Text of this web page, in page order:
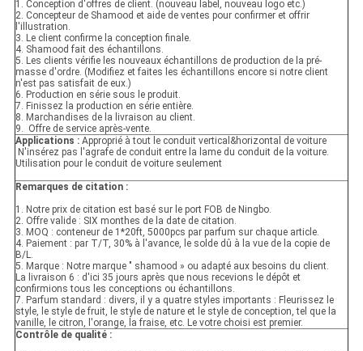
1. Conception d'offres de client. (nouveau label, nouveau logo etc.)
2. Concepteur de Shamood et aide de ventes pour confirmer et offrir
l'illustration.
3. Le client confirme la conception finale.
4. Shamood fait des échantillons.
5. Les clients vérifie les nouveaux échantillons de production de la pré-
masse d'ordre. (Modifiez et faites les échantillons encore si notre client
n'est pas satisfait de eux.)
6. Production en série sous le produit.
7. Finissez la production en série entière.
8. Marchandises de la livraison au client.
9. Offre de service après-vente.
Applications :Approprié à tout le conduit vertical&horizontal de voiture
N'insérez pas l'agrafe de conduit entre la lame du conduit de la voiture.
Utilisation pour le conduit de voiture seulement
Remarques de citation :
1. Notre prix de citation est basé sur le port FOB de Ningbo.
2. Offre valide : SIX monthes de la date de citation.
3. MOQ : conteneur de 1*20ft, 5000pcs par parfum sur chaque article.
4. Paiement : par T/T, 30% à l'avance, le solde dû à la vue de la copie de
B/L.
5. Marque : Notre marque " shamood » ou adapté aux besoins du client.
La livraison 6 : d'ici 35 jours après que nous recevions le dépôt et
confirmions tous les conceptions ou échantillons.
7. Parfum standard : divers, il y a quatre styles importants : Fleurissez le
style, le style de fruit, le style de nature et le style de conception, tel que la
vanille, le citron, l'orange, la fraise, etc. Le votre choisi est premier.
Contrôle de qualité :